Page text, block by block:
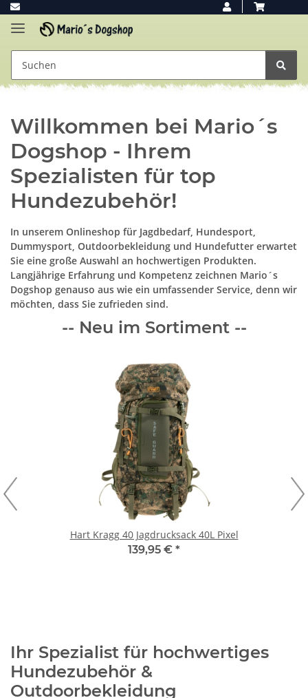
Willkommen bei Mario´s
Dogshop - Ihrem
Spezialisten für top
Hundezubehör!
In unserem Onlineshop für Jagdbedarf, Hundesport,
Dummysport, Outdoorbekleidung und Hundefutter erwartet
Sie eine große Auswahl an hochwertigen Produkten.
Langjährige Erfahrung und Kompetenz zeichnen Mario´s
Dogshop genauso aus wie ein umfassender Service, denn wir
möchten, dass Sie zufrieden sind.
-- Neu im Sortiment --
Hart Kragg 40 Jagdrucksack 40L Pixel
139,95 € *
Ihr Spezialist für hochwertiges
Hundezubehör &
Outdoorbekleidung